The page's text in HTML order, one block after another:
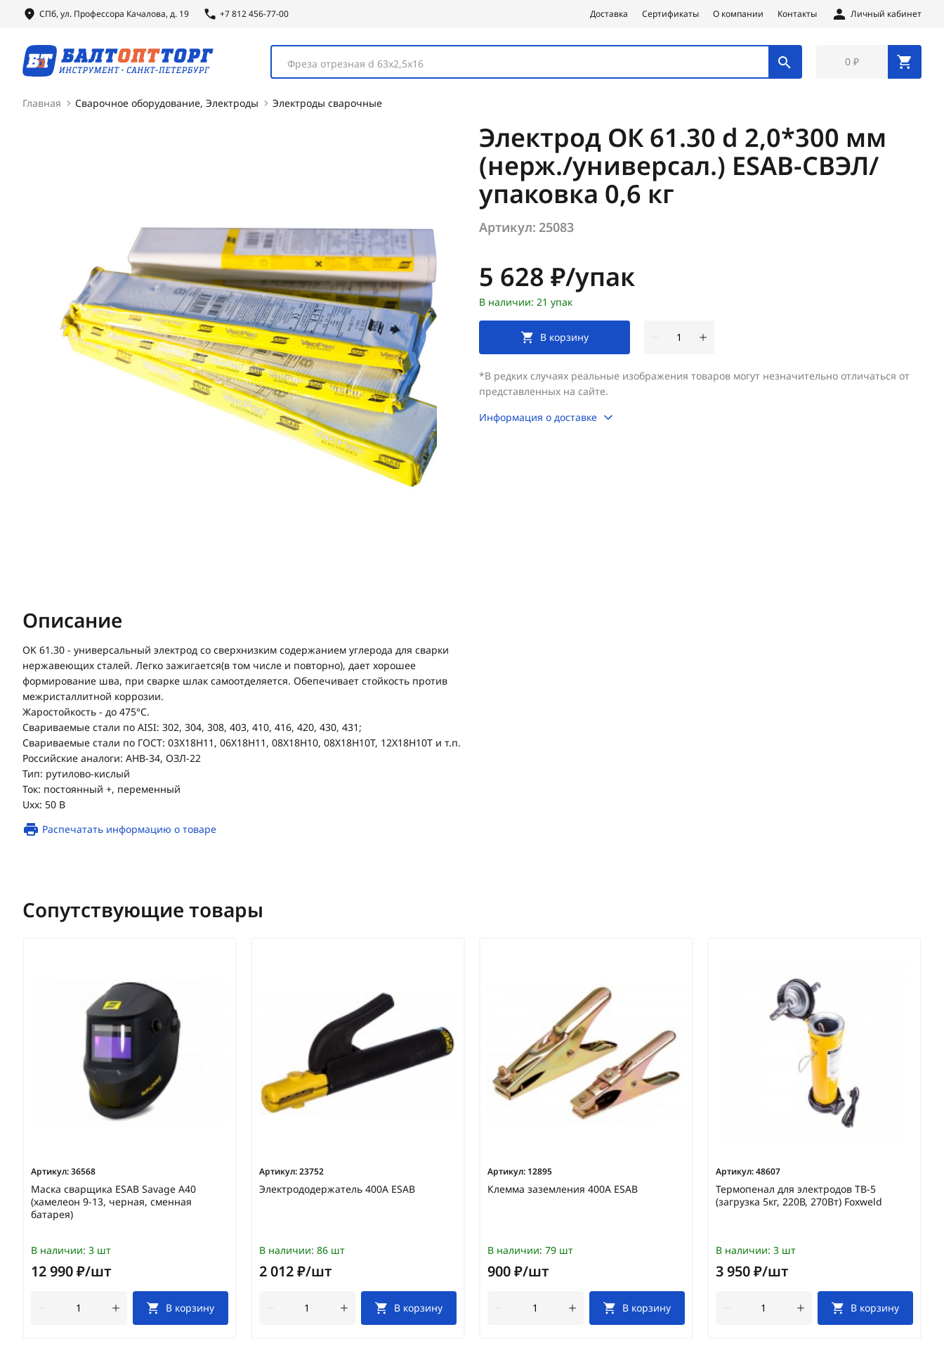
СПб, ул. Профессора Качалова, д. 19 +7 812 456-77-00 Доставка Сертификаты О компании Контакты Личный кабинет
Фреза отрезная d 63х2,5х16 0 ₽
Главная Сварочное оборудование, Электроды Электроды сварочные
Электрод ОК 61.30 d 2,0*300 мм
(нерж./универсал.) ESAB-СВЭЛ/
упаковка 0,6 кг
Артикул: 25083
Цена:
5 628 ₽/упак
В наличии: 21 упак
В корзину
*В редких случаях реальные изображения товаров могут незначительно отличаться от
представленных на сайте.
Информация о доставке
Описание
OK 61.30 - универсальный электрод со сверхнизким содержанием углерода для сварки
нержавеющих сталей. Легко зажигается(в том числе и повторно), дает хорошее
формирование шва, при сварке шлак самоотделяется. Обепечивает стойкость против
межристаллитной коррозии.
Жаростойкость - до 475°C.
Свариваемые стали по AISI: 302, 304, 308, 403, 410, 416, 420, 430, 431;
Свариваемые стали по ГОСТ: 03Х18Н11, 06Х18Н11, 08Х18Н10, 08Х18Н10Т, 12Х18Н10Т и т.п.
Российские аналоги: АНВ-34, ОЗЛ-22
Тип: рутилово-кислый
Ток: постоянный +, переменный
Uxx: 50 В
Распечатать информацию о товаре
Сопутствующие товары
Артикул:36568
Маска сварщика ESAB Savage A40
(хамелеон 9-13, черная, сменная
батарея)
В наличии: 3 шт
12 990 ₽/шт
В корзину
Артикул:23752
Электрододержатель 400А ESAB
В наличии: 86 шт
2 012 ₽/шт
В корзину
Артикул: 12895
Клемма заземления 400А ESAB
В наличии: 79 шт
900 ₽/шт
В корзину
Артикул:48607
Термопенал для электродов TB-5
(загрузка 5кг, 220В, 270Вт) Foxweld
В наличии: 3 шт
3 950 ₽/шт
В корзину